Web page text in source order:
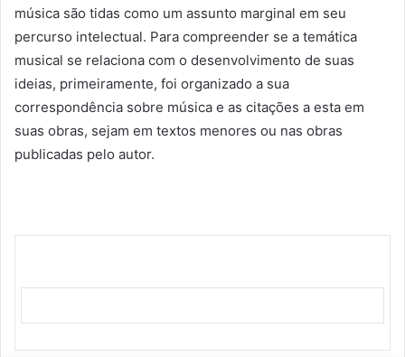
música são tidas como um assunto marginal em seu
percurso intelectual. Para compreender se a temática
musical se relaciona com o desenvolvimento de suas
ideias, primeiramente, foi organizado a sua
correspondência sobre música e as citações a esta em
suas obras, sejam em textos menores ou nas obras
publicadas pelo autor.